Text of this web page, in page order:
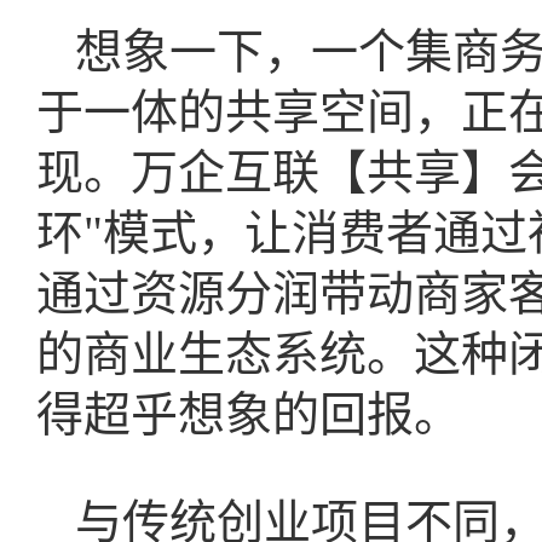
想象一下，一个集商
于一体的共享空间，正
现。万企互联【共享】
环"模式，让消费者通
通过资源分润带动商家
的商业生态系统。这种
得超乎想象的回报。
与传统创业项目不同